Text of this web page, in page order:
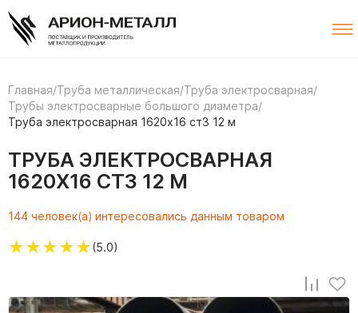
Главная/Труба металлическая/Труба электросварная/
Трубы электросварные большого диаметра/
Труба электросварная 1620х16 ст3 12 м
ТРУБА ЭЛЕКТРОСВАРНАЯ
1620Х16 СТ3 12 М
144 человек(а) интересовались данным товаром
★★★★★(5.0)